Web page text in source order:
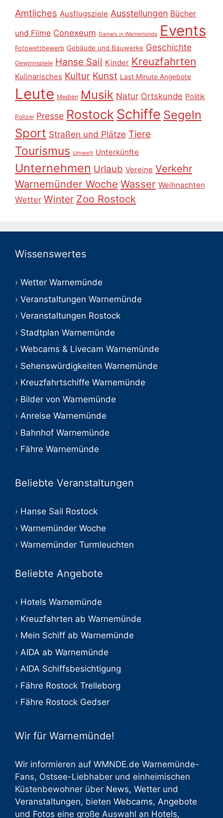
Amtliches Ausflugsziele Ausstellungen Bücher
und Filme Conexeum Damals in Warnemünde Events
Fotowettbewerb Gebäude und Bauwerke Geschichte
Gewinnspiele Hanse Sail Kinder Kreuzfahrten
Kulinarisches Kultur Kunst Last Minute Angebote
Leute Medien Musik Natur Ortskunde Politik
Polizei Presse Rostock Schiffe Segeln
Sport Straßen und Plätze Tiere
Tourismus Umwelt Unterkünfte
Unternehmen Urlaub Vereine Verkehr
Warnemünder Woche Wasser Weihnachten
Wetter Winter Zoo Rostock
Wissenswertes
Wetter Warnemünde
Veranstaltungen Warnemünde
Veranstaltungen Rostock
Stadtplan Warnemünde
Webcams & Livecam Warnemünde
Sehenswürdigkeiten Warnemünde
Kreuzfahrtschiffe Warnemünde
Bilder von Warnemünde
Anreise Warnemünde
Bahnhof Warnemünde
Fähre Warnemünde
Beliebte Veranstaltungen
Hanse Sail Rostock
Warnemünder Woche
Warnemünder Turmleuchten
Beliebte Angebote
Hotels Warnemünde
Kreuzfahrten ab Warnemünde
Mein Schiff ab Warnemünde
AIDA ab Warnemünde
AIDA Schiffsbesichtigung
Fähre Rostock Trelleborg
Fähre Rostock Gedser
Wir für Warnemünde!
Wir informieren auf WMNDE.de Warnemünde-
Fans, Ostsee-Liebhaber und einheimischen
Küstenbewohner über News, Wetter und
Veranstaltungen, bieten Webcams, Angebote
und Fotos eine große Auswahl an Hotels,